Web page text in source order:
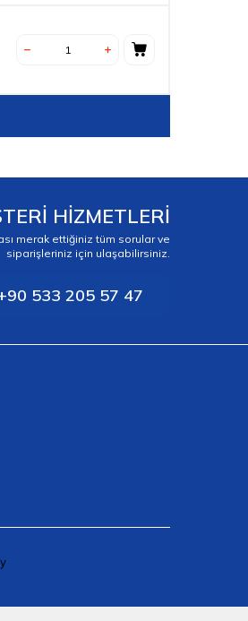
HİZMETLERİ
merak ettiğiniz tüm sorular ve
siparişleriniz için ulaşabilirsiniz.
533 205 57 47